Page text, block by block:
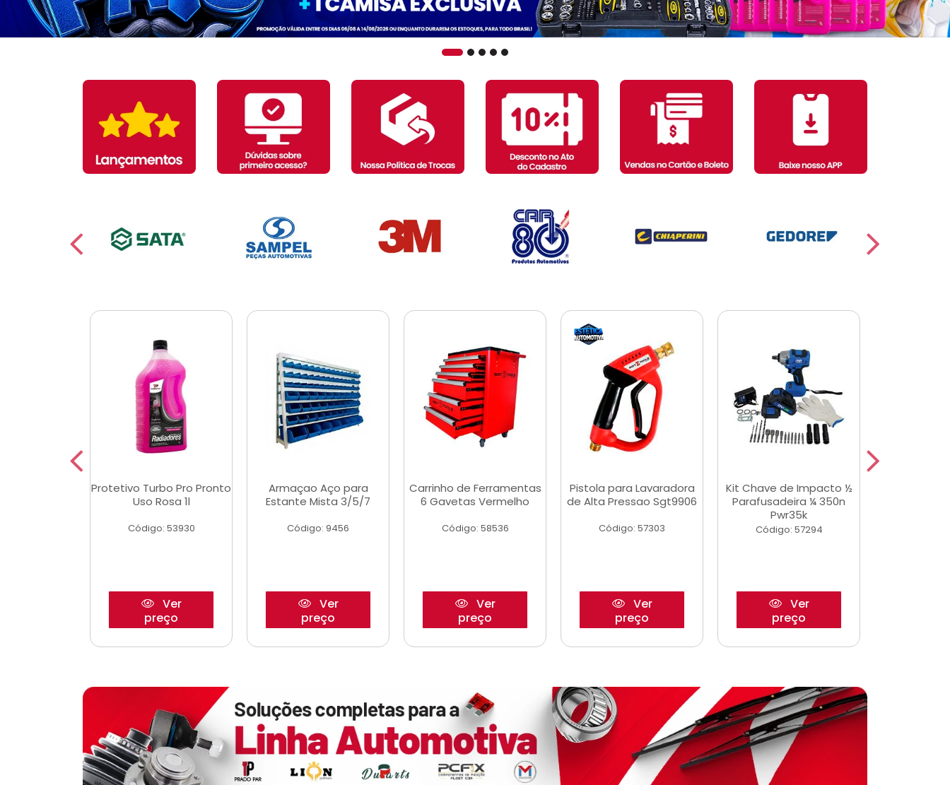
Protetivo Turbo Pro Pronto
Uso Rosa 1l
Código: 53930
Ver
preço
Armaçao Aço para
Estante Mista 3/5/7
Código: 9456
Ver
preço
Carrinho de Ferramentas
6 Gavetas Vermelho
Código: 58536
Ver
preço
Pistola para Lavaradora
de Alta Pressao Sgt9906
Código: 57303
Ver
preço
Kit Chave de Impacto ½
Parafusadeira ¼ 350n
Pwr35k
Código: 57294
Ver
preço